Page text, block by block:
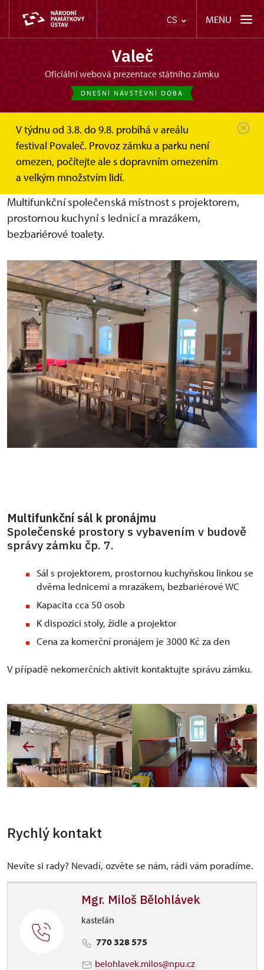
CS MENU
Valeč
oficiální webová prezentace státního zámku
DNEŠNÍ NÁVŠTĚVNÍ DOBA
V týdnu od 3.8. do 9.8. probíhá v areálu
festival Povaleč. Provoz zámku a parku není
omezen, počítejte ale s dopravním omezením
a velkým množstvím lidí.
Valeč Ubytování, svatby, pronájmy Pronájmy
Pronájem sálu na zámku ve Valči
Multifunkční společenská místnost s projektorem,
prostornou kuchyní s lednicí a mrazákem,
bezbariérové toalety.
Multifunkční sál k pronájmu
Společenské prostory s vybavením v budově
správy zámku čp. 7.
Sál s projektorem, prostornou kuchyňskou linkou se
dvěma lednicemi a mrazákem, bezbariérové WC
Kapacita cca 50 osob
K dispozici stoly, židle a projektor
Cena za komerční pronájem je 3000 Kč za den
V případě nekomerčních aktivit kontaktujte správu zámku.
Rychlý kontakt
Nevíte si rady? Nevadí, ozvěte se nám, rádi vám poradíme.
Mgr. Miloš Bělohlávek
kastelán
770 328 575
belohlavek.milos@npu.cz